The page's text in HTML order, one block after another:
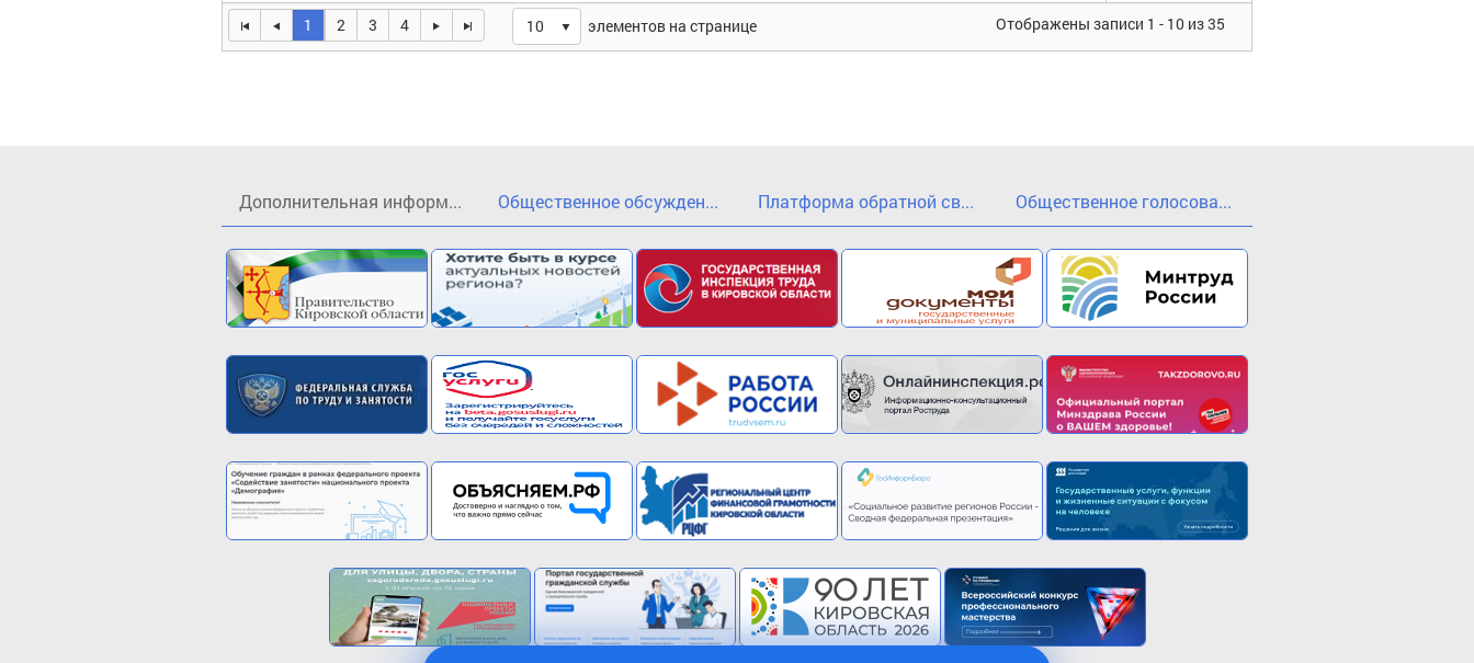
1 2 3 4 10 элементов на странице Отображены записи 1 - 10 из 35
Дополнительная информ... Общественное обсужден... Платформа обратной св... Общественное голосова...